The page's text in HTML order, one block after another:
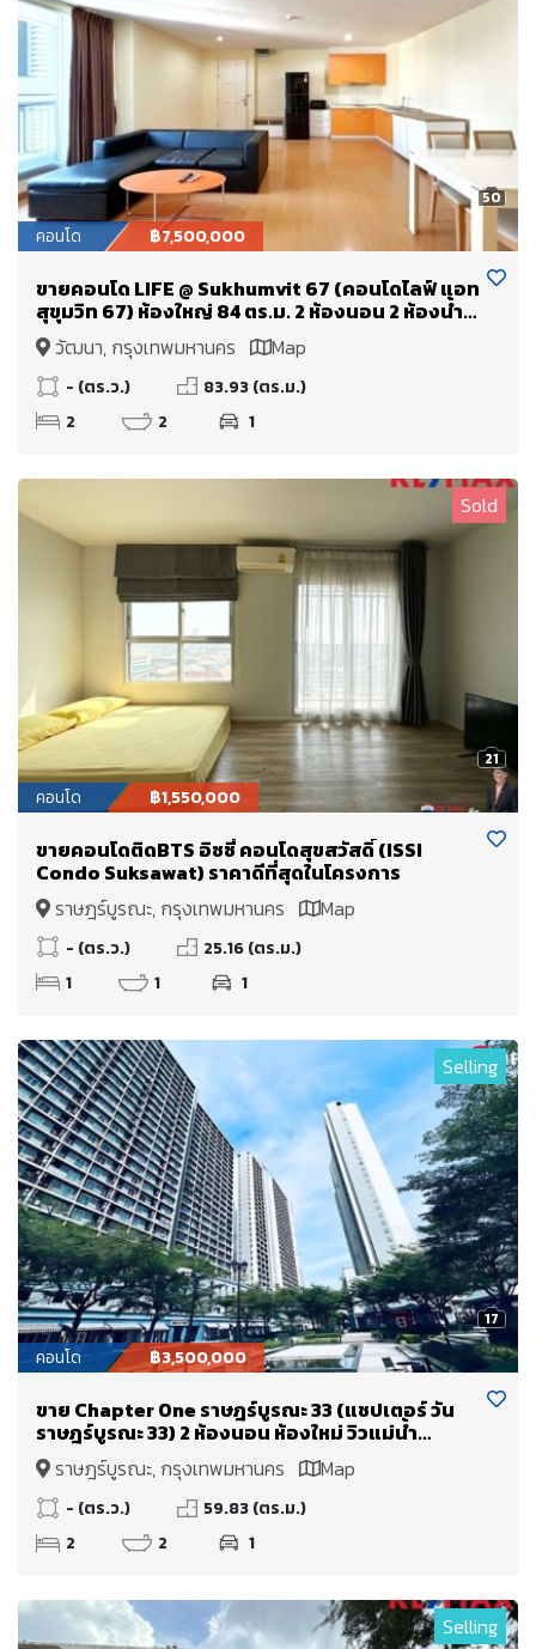
50
คอนโด ฿7,500,000
ขายคอนโด LIFE @ Sukhumvit 67 (คอนโดไลฟ์ แอท
สุขุมวิท 67) ห้องใหญ่ 84 ตร.ม. 2 ห้องนอน 2 ห้องน้ำ
..ใกล้รถไฟฟ้าพระโขนง 200 เมตร
วัฒนา, กรุงเทพมหานคร Map
- (ตร.ว.)
83.93 (ตร.ม.)
2
2 1
21
Sold
คอนโด ฿1,550,000
ขายคอนโดติดBTS อิซซี่ คอนโดสุขสวัสดิ์ (ISSI
Condo Suksawat) ราคาดีที่สุดในโครงการ
ราษฎร์บูรณะ, กรุงเทพมหานคร
Map
- (ตร.ว.)
25.16 (ตร.ม.)
1
1 1
17
Selling
คอนโด ฿3,500,000
ขาย Chapter One ราษฎร์บูรณะ 33 (แชปเตอร์ วัน
ราษฎร์บูรณะ 33) 2 ห้องนอน ห้องใหม่ วิวแม่น้ำ
เจ้าพระยา
ราษฎร์บูรณะ, กรุงเทพมหานคร Map
- (ตร.ว.)
59.83 (ตร.ม.)
2
2 1
Selling